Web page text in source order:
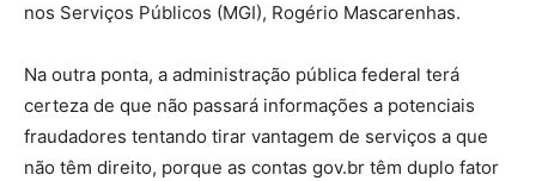
nos Serviços Públicos (MGI), Rogério Mascarenhas.
Na outra ponta, a administração pública federal terá
certeza de que não passará informações a potenciais
fraudadores tentando tirar vantagem de serviços a que
não têm direito, porque as contas gov.br têm duplo fator